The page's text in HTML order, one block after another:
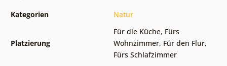
Kategorien Natur
Platzierung
Für die Küche, Fürs
Wohnzimmer, Für den Flur,
Fürs Schlafzimmer